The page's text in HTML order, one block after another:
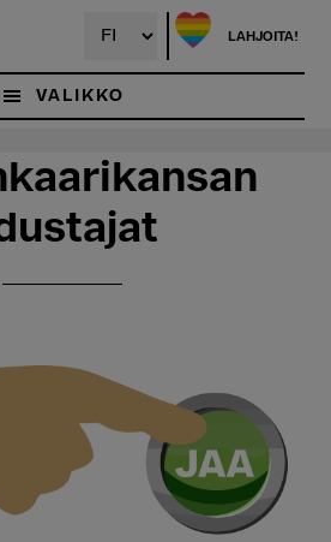
LAHJOITA!
VALIKKO